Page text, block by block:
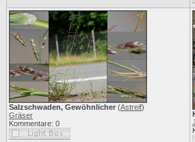
Salzschwaden, Gewöhnlicher (Astreif)
Gräser
Kommentare: 0